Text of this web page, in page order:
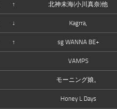
↑ 北神未海(小川真奈)他
↓ Kagrra,
↑ sg WANNA BE+
VAMPS
モーニング娘。
Honey L Days